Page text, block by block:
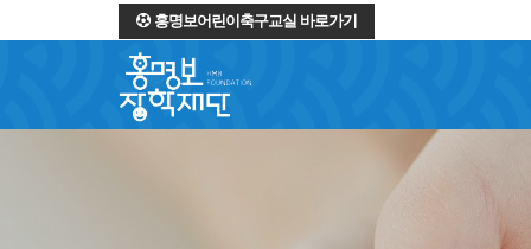
홍명보어린이축구교실 바로가기